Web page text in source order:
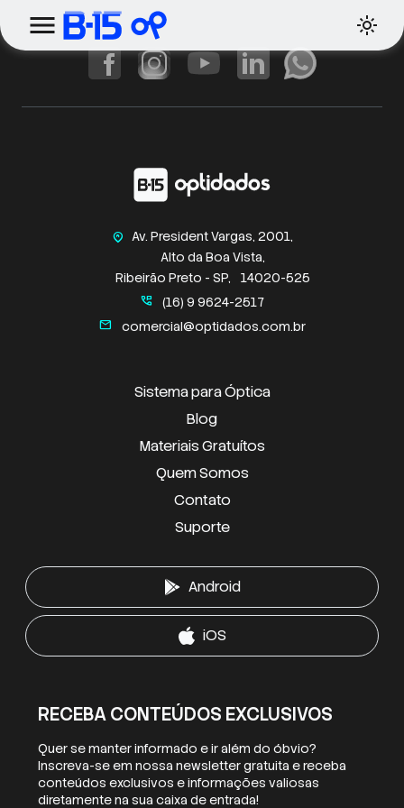
home_pin
Av. President Vargas, 2001,
Alto da Boa Vista,
Ribeirão Preto - SP,
14020-525
perm_phone_msg (16) 9 9624-2517
mail comercial@optidados.com.br
Sistema para Óptica
Blog
Materiais Gratuítos
Quem Somos
Contato
Suporte
RECEBA CONTEÚDOS EXCLUSIVOS
Quer se manter informado e ir além do óbvio?
Inscreva-se em nossa newsletter gratuita e receba
conteúdos exclusivos e informações valiosas
diretamente na sua caixa de entrada!
Android
iOS